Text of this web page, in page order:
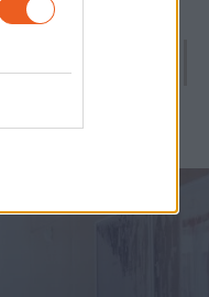
précédente